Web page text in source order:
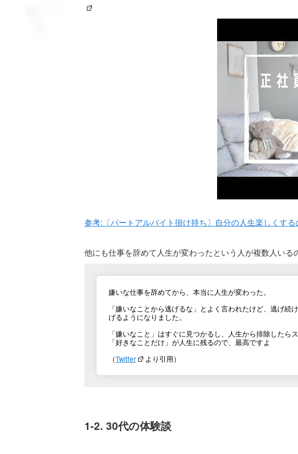
参考:〔パートアルバイト掛け持ち〕自分の人生楽しくす
他にも仕事を辞めて人生が変わったという人が複数人いる
嫌いな仕事を辞めてから、本当に人生が変わった。
「嫌いなことから逃げるな」とよく言われたけど、逃げ続
げるようになりました。
「嫌いなこと」はすぐに見つかるし、人生から排除したら
「好きなことだけ」が人生に残るので、最高ですよ
（Twitter より引用）
1-2. 30代の体験談